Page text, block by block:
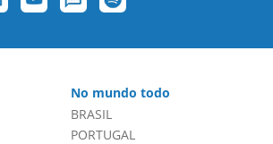
No mundo todo
BRASIL
PORTUGAL